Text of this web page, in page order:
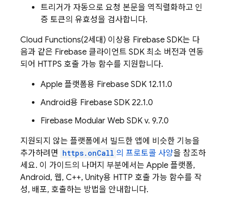
트리거가 자동으로 요청 본문을 역직렬화하고 인
증 토큰의 유효성을 검사합니다.
Cloud Functions(2세대) 이상용 Firebase SDK는 다
음과 같은 Firebase 클라이언트 SDK 최소 버전과 연동
되어 HTTPS 호출 가능 함수를 지원합니다.
Apple 플랫폼용 Firebase SDK 12.11.0
Android용 Firebase SDK 22.1.0
Firebase Modular Web SDK v. 9.7.0
지원되지 않는 플랫폼에서 빌드한 앱에 비슷한 기능을
추가하려면 https.onCall 의 프로토콜 사양을 참조하
세요. 이 가이드의 나머지 부분에서는 Apple 플랫폼,
Android, 웹, C++, Unity용 HTTP 호출 가능 함수를 작
성, 배포, 호출하는 방법을 안내합니다.